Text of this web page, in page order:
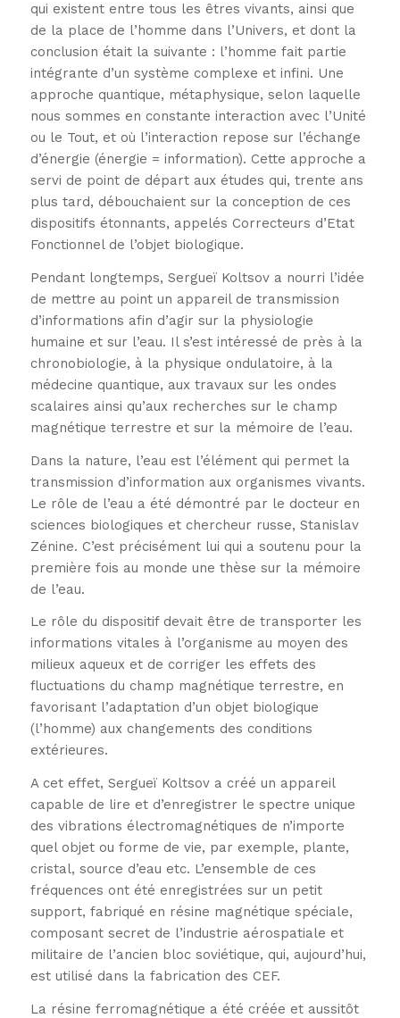
qui existent entre tous les êtres vivants, ainsi que
de la place de l’homme dans l’Univers, et dont la
conclusion était la suivante : l’homme fait partie
intégrante d’un système complexe et infini. Une
approche quantique, métaphysique, selon laquelle
nous sommes en constante interaction avec l’Unité
ou le Tout, et où l’interaction repose sur l’échange
d’énergie (énergie = information). Cette approche a
servi de point de départ aux études qui, trente ans
plus tard, débouchaient sur la conception de ces
dispositifs étonnants, appelés Correcteurs d’Etat
Fonctionnel de l’objet biologique.
Pendant longtemps, Sergueï Koltsov a nourri l’idée
de mettre au point un appareil de transmission
d’informations afin d’agir sur la physiologie
humaine et sur l’eau. Il s’est intéressé de près à la
chronobiologie, à la physique ondulatoire, à la
médecine quantique, aux travaux sur les ondes
scalaires ainsi qu’aux recherches sur le champ
magnétique terrestre et sur la mémoire de l’eau.
Dans la nature, l’eau est l’élément qui permet la
transmission d’information aux organismes vivants.
Le rôle de l’eau a été démontré par le docteur en
sciences biologiques et chercheur russe, Stanislav
Zénine. C’est précisément lui qui a soutenu pour la
première fois au monde une thèse sur la mémoire
de l’eau.
Le rôle du dispositif devait être de transporter les
informations vitales à l’organisme au moyen des
milieux aqueux et de corriger les effets des
fluctuations du champ magnétique terrestre, en
favorisant l’adaptation d’un objet biologique
(l’homme) aux changements des conditions
extérieures.
A cet effet, Sergueï Koltsov a créé un appareil
capable de lire et d’enregistrer le spectre unique
des vibrations électromagnétiques de n’importe
quel objet ou forme de vie, par exemple, plante,
cristal, source d’eau etc. L’ensemble de ces
fréquences ont été enregistrées sur un petit
support, fabriqué en résine magnétique spéciale,
composant secret de l’industrie aérospatiale et
militaire de l’ancien bloc soviétique, qui, aujourd’hui,
est utilisé dans la fabrication des CEF.
La résine ferromagnétique a été créée et aussitôt